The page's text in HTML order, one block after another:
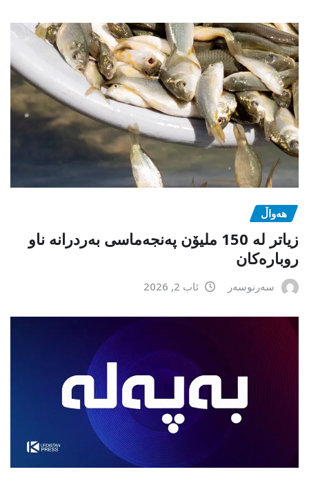
هەواڵ
زیاتر لە 150 ملیۆن پەنجەماسی بەردرانە ناو
روبارەکان
سەرنوسەر ئاب 2, 2026